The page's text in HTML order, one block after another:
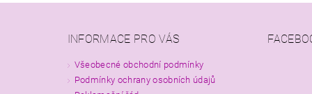
INFORMACE PRO VÁS
Všeobecné obchodní podmínky
Podmínky ochrany osobních údajů